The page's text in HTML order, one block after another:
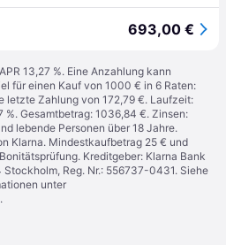
693,00 €
13,27 %. Eine Anzahlung kann
für einen Kauf von 1000 € in 6 Raten:
letzte Zahlung von 172,79 €. Laufzeit:
%. Gesamtbetrag: 1036,84 €. Zinsen:
lebende Personen über 18 Jahre.
Klarna. Mindestkaufbetrag 25 € und
Kreditgeber: Klarna Bank
Reg. Nr.: 556737-0431. Siehe
unter
.